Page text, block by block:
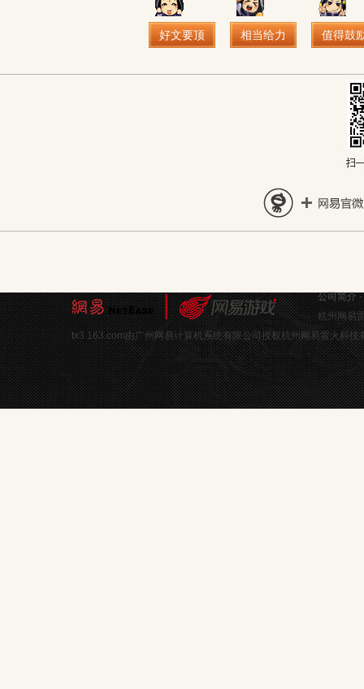
好文要顶 相当给力 值得鼓
公司简介-
杭州网易
tx3.163.com由广州网易计算机系统有限公司授权杭州网易雷火科技